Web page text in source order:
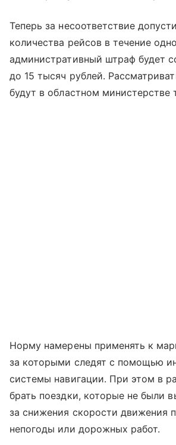
Теперь за несоответствие
количества рейсов в течение
административный штраф будет
до 15 тысяч рублей.
будут в областном министерстве
Норму намерены применять к
за которыми следят с помощью
системы навигации. При этом в
брать поездки, которые не были
за снижения скорости движения
непогоды или дорожных работ.